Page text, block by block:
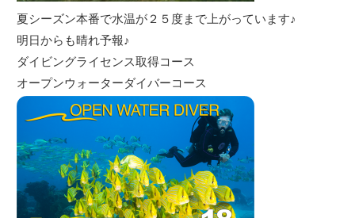
夏シーズン本番で水温が２５度まで上がっています♪
明日からも晴れ予報♪
ダイビングライセンス取得コース
オープンウォーターダイバーコース